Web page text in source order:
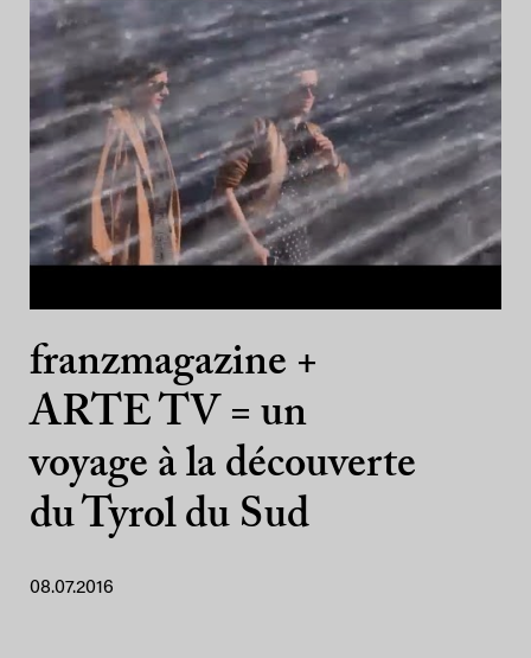
franzmagazine +
ARTE TV = un
voyage à la découverte
du Tyrol du Sud
08.07.2016